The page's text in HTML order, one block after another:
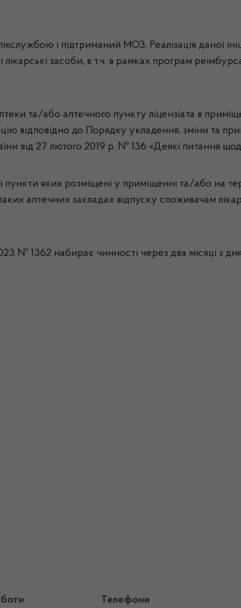
і підтриманий МОЗ. Реалізація даної
засоби, в т.ч. в рамках програм
та/або аптечного пункту ліцензіата в
відповідно до Порядку укладення, зміни
від 27 лютого 2019 р. № 136 «Деякі питання
яких розміщені у приміщенні та/або на
аптечних закладах відпуску споживачам
№ 1362 набирає чинності через два місяці з дня
Телефони